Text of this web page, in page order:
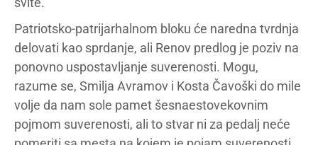
Patriotsko-patrijarhalnom bloku će naredna tvrdnja
delovati kao sprdanje, ali Renov predlog je poziv na
ponovno uspostavljanje suverenosti. Mogu,
razume se, Smilja Avramov i Kosta Čavoški do mile
volje da nam sole pamet šesnaestovekovnim
pojmom suverenosti, ali to stvar ni za pedalj neće